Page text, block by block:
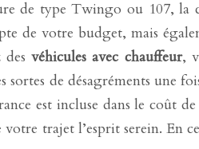
de type Twingo ou 107, la
de votre budget, mais
desvéhicules avec chauffeur,
de désagréments une
est incluse dans le coût
trajet l’esprit serein. En